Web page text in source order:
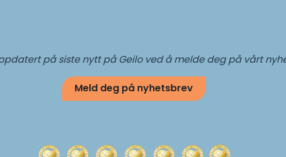
på siste nytt på Geilo ved å melde deg på vårt
Meld deg på nyhetsbrev